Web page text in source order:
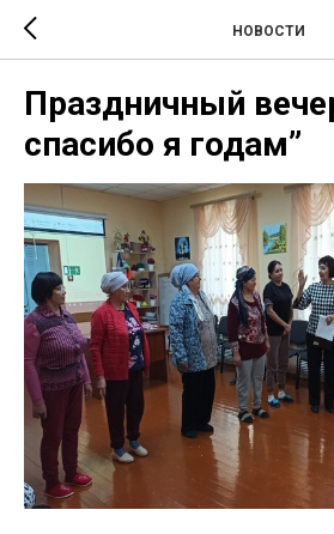
НОВОСТИ
Праздничный
спасибо я годам”